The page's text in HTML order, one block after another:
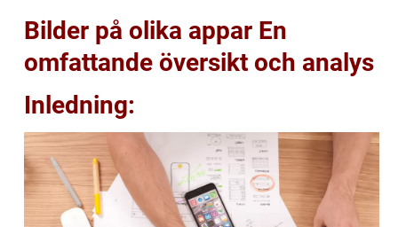
Bilder på olika appar En
omfattande översikt och analys
Inledning: